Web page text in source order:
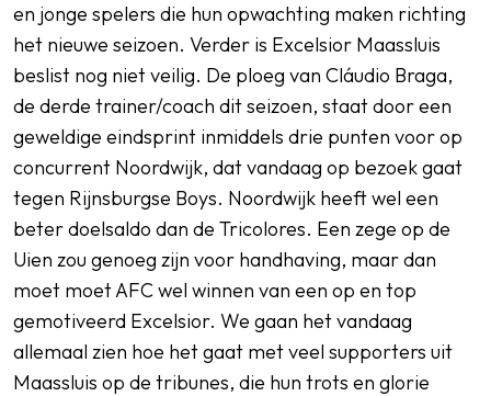
en jonge spelers die hun opwachting maken richting
het nieuwe seizoen. Verder is Excelsior Maassluis
beslist nog niet veilig. De ploeg van Cláudio Braga,
de derde trainer/coach dit seizoen, staat door een
geweldige eindsprint inmiddels drie punten voor op
concurrent Noordwijk, dat vandaag op bezoek gaat
tegen Rijnsburgse Boys. Noordwijk heeft wel een
beter doelsaldo dan de Tricolores. Een zege op de
Uien zou genoeg zijn voor handhaving, maar dan
moet moet AFC wel winnen van een op en top
gemotiveerd Excelsior. We gaan het vandaag
allemaal zien hoe het gaat met veel supporters uit
Maassluis op de tribunes, die hun trots en glorie